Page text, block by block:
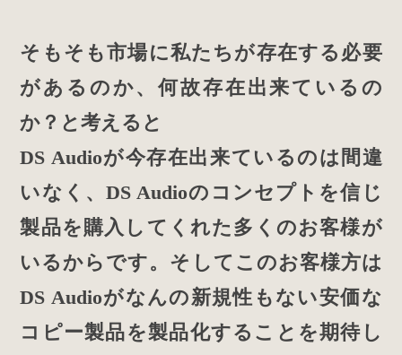
そもそも市場に私たちが存在する必要
があるのか、何故存在出来ているの
か？と考えると
DS Audioが今存在出来ているのは間違
いなく、DS Audioのコンセプトを信じ
製品を購入してくれた多くのお客様が
いるからです。そしてこのお客様方は
DS Audioがなんの新規性もない安価な
コピー製品を製品化することを期待し